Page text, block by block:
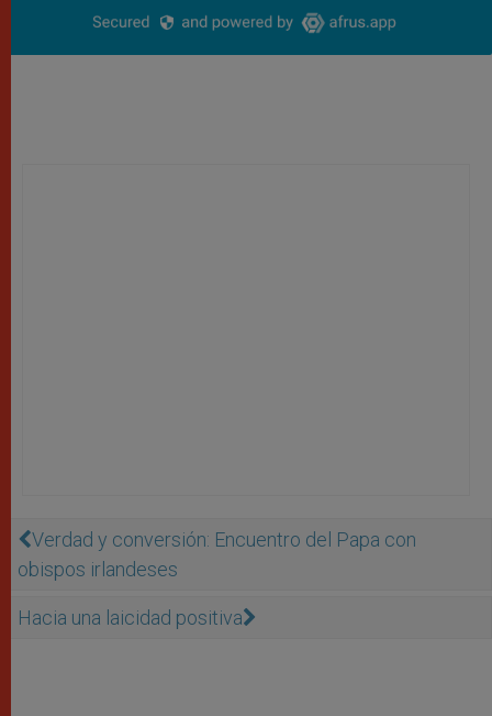
Verdad y conversión: Encuentro del Papa con
obispos irlandeses
Hacia una laicidad positiva